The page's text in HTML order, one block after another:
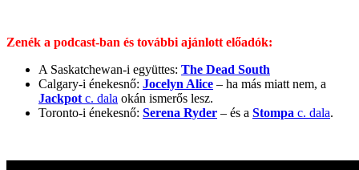
Zenék a podcast-ban és további ajánlott előadók:
A Saskatchewan-i együttes: The Dead South
Calgary-i énekesnő: Jocelyn Alice – ha más miatt nem, a
Jackpot c. dala okán ismerős lesz.
Toronto-i énekesnő: Serena Ryder – és a Stompa c. dala.